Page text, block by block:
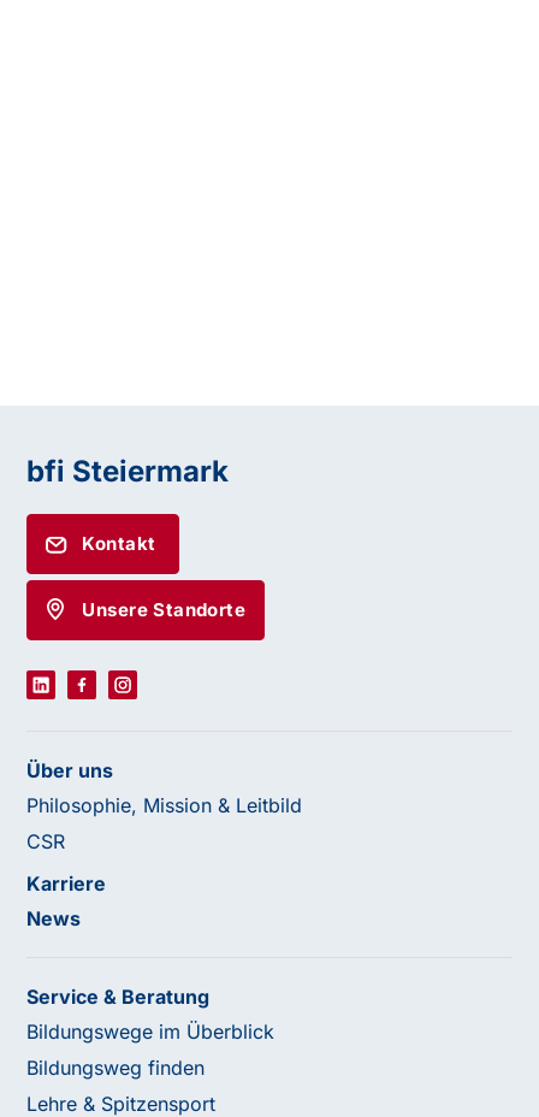
bfi Steiermark
Kontakt
Unsere Standorte
Über uns
Philosophie, Mission & Leitbild
CSR
Karriere
News
Service & Beratung
Bildungswege im Überblick
Bildungsweg finden
Lehre & Spitzensport